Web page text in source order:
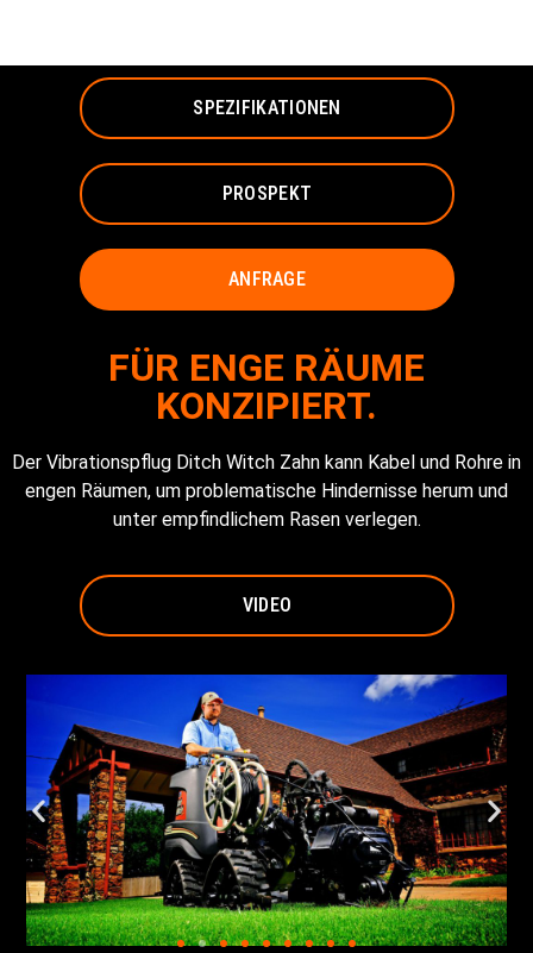
SPEZIFIKATIONEN
PROSPEKT
ANFRAGE
FÜR ENGE RÄUME
KONZIPIERT.
Der Vibrationspflug Ditch Witch Zahn kann Kabel und Rohre in
engen Räumen, um problematische Hindernisse herum und
unter empfindlichem Rasen verlegen.
VIDEO